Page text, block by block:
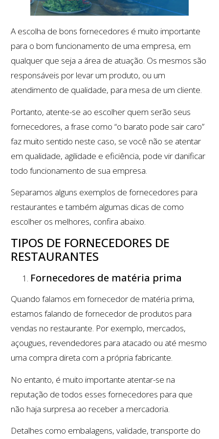
A escolha de bons fornecedores é muito importante
para o bom funcionamento de uma empresa, em
qualquer que seja a área de atuação. Os mesmos são
responsáveis por levar um produto, ou um
atendimento de qualidade, para mesa de um cliente.
Portanto, atente-se ao escolher quem serão seus
fornecedores, a frase como “o barato pode sair caro”
faz muito sentido neste caso, se você não se atentar
em qualidade, agilidade e eficiência, pode vir danificar
todo funcionamento de sua empresa.
Separamos alguns exemplos de fornecedores para
restaurantes e também algumas dicas de como
escolher os melhores, confira abaixo.
TIPOS DE FORNECEDORES DE
RESTAURANTES
Fornecedores de matéria prima
Quando falamos em fornecedor de matéria prima,
estamos falando de fornecedor de produtos para
vendas no restaurante. Por exemplo, mercados,
açougues, revendedores para atacado ou até mesmo
uma compra direta com a própria fabricante.
No entanto, é muito importante atentar-se na
reputação de todos esses fornecedores para que
não haja surpresa ao receber a mercadoria.
Detalhes como embalagens, validade, transporte do